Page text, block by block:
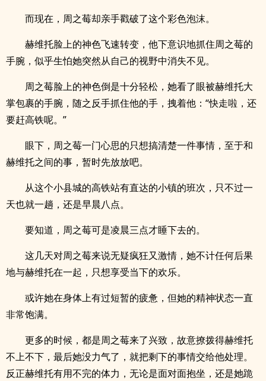
而现在，周之莓却亲手戳破了这个彩色泡沫。
赫维托脸上的神色飞速转变，他下意识地抓住周之莓的
手腕，似乎生怕她突然从自己的视野中消失不见。
周之莓脸上的神色倒是十分轻松，她看了眼被赫维托大
掌包裹的手腕，随之反手抓住他的手，拽着他：“快走啦，还
要赶高铁呢。”
眼下，周之莓一门心思的只想搞清楚一件事情，至于和
赫维托之间的事，暂时先放放吧。
从这个小县城的高铁站有直达的小镇的班次，只不过一
天也就一趟，还是早晨八点。
要知道，周之莓可是凌晨三点才睡下去的。
这几天对周之莓来说无疑疯狂又激情，她不计任何后果
地与赫维托在一起，只想享受当下的欢乐。
或许她在身体上有过短暂的疲惫，但她的精神状态一直
非常饱满。
更多的时候，都是周之莓来了兴致，故意撩拨得赫维托
不上不下，最后她没力气了，就把剩下的事情交给他处理。
反正赫维托有用不完的体力，无论是面对面抱坐，还是她跪